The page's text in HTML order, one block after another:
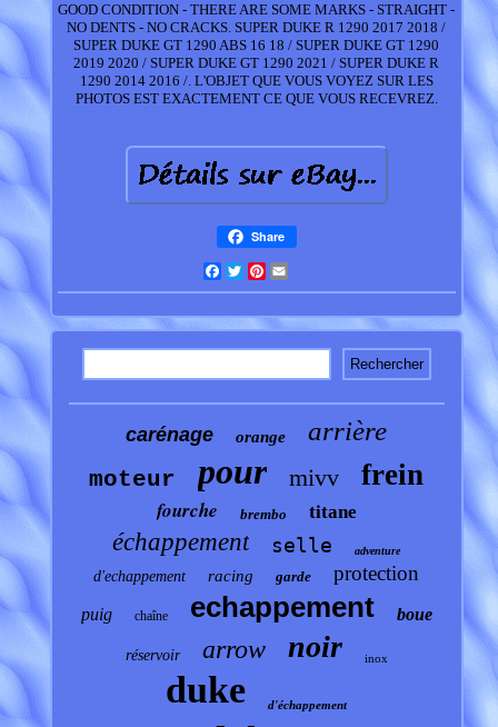
GOOD CONDITION - THERE ARE SOME MARKS - STRAIGHT -
NO DENTS - NO CRACKS. SUPER DUKE R 1290 2017 2018 /
SUPER DUKE GT 1290 ABS 16 18 / SUPER DUKE GT 1290
2019 2020 / SUPER DUKE GT 1290 2021 / SUPER DUKE R
1290 2014 2016 /. L'OBJET QUE VOUS VOYEZ SUR LES
PHOTOS EST EXACTEMENT CE QUE VOUS RECEVREZ.
Share
Facebook
TwitterPinterest
carénage orange arrière
moteur pour mivv frein
fourche brembo titane
échappement selle adventure
d'echappement racing garde protection
puig chaîne echappement boue
réservoir arrow noir inox
duke d'échappement